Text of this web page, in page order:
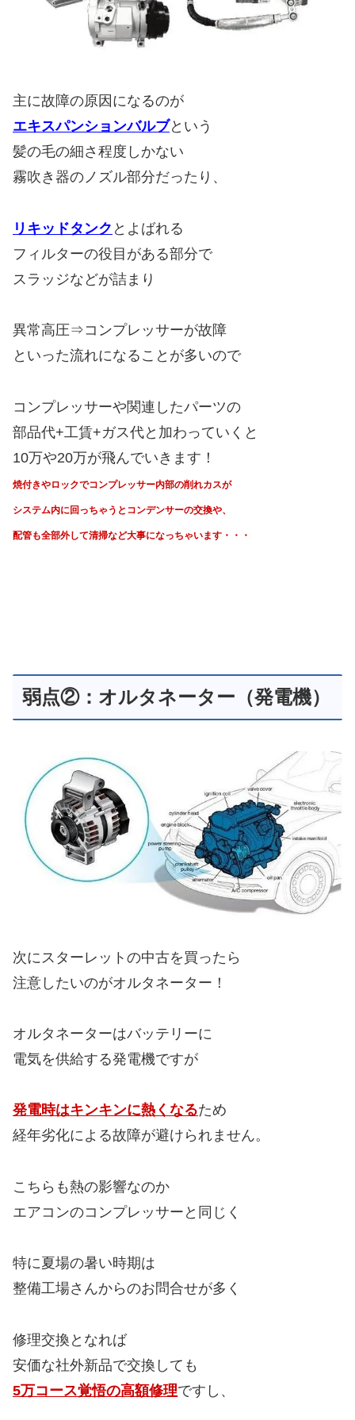
主に故障の原因になるのが
エキスパンションバルブという
髪の毛の細さ程度しかない
霧吹き器のノズル部分だったり、
リキッドタンク とよばれる
フィルターの役目がある部分で
スラッジなどが詰まり
異常高圧⇒コンプレッサーが故障
といった流れになることが多いので
コンプレッサーや関連したパーツの
部品代+工賃+ガス代と加わっていくと
10万や20万が飛んでいきます！
焼付きやロックでコンプレッサー内部の削れカスが
システム内に回っちゃうと コンデンサーの交換や、
配管も全部外して清掃など大事になっちゃいます・・・
弱点②：オルタネーター（発電機）
次にスターレットの中古を買ったら
注意したいのがオルタネーター！
オルタネーターはバッテリーに
電気を供給する発電機ですが
発電時はキンキンに熱くなるため
経年劣化による故障が避けられません。
こちらも熱の影響なのか
エアコンのコンプレッサーと同じく
特に夏場の暑い時期は
整備工場さんからのお問合せが多く
修理交換となれば
安価な社外新品で交換しても
5万コース覚悟の高額修理ですし、